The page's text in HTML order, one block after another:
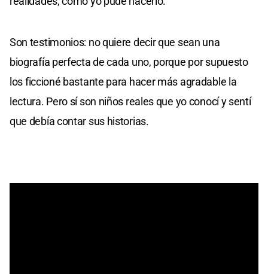
Son testimonios: no quiere decir que sean una
biografía perfecta de cada uno, porque por supuesto
los ficcioné bastante para hacer más agradable la
lectura. Pero sí son niños reales que yo conocí y sentí
que debía contar sus historias.